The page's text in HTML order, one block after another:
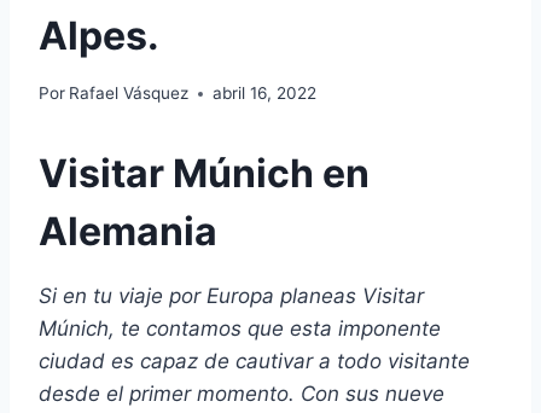
Alpes.
Por Rafael Vásquez abril 16, 2022
Visitar Múnich en
Alemania
Si en tu viaje por Europa planeas Visitar
Múnich, te contamos que esta imponente
ciudad es capaz de cautivar a todo visitante
desde el primer momento. Con sus nueve